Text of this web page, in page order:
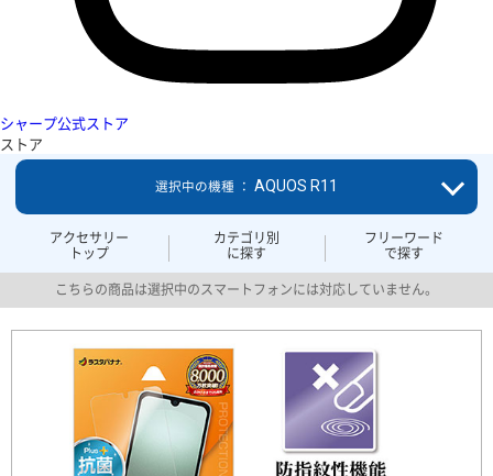
シャープ公式ストア
ストア
アクセサリー
トップ
カテゴリ別
に探す
フリーワード
で探す
選択中の機種 ： AQUOS R11
こちらの商品は選択中のスマートフォンには対応していません。